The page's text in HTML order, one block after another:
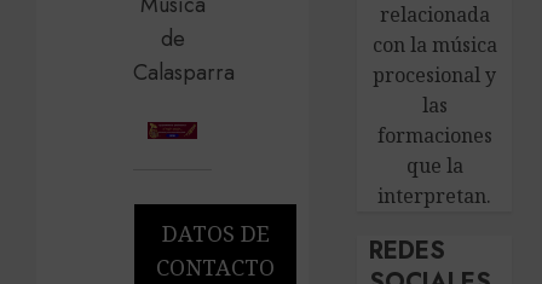
DATOS DE
CONTACTO
relacionada
con la música
procesional y
las
formaciones
que la
interpretan.
REDES